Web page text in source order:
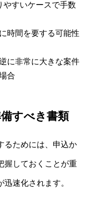
やすいケースで手数
時間を要する可能性
に非常に大きな案件
合
すべき書類
るためには、申込か
握しておくことが重
速化されます。